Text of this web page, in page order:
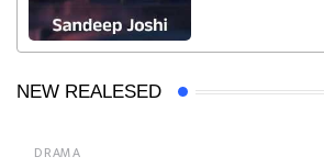
NEW REALESED
DRAMA